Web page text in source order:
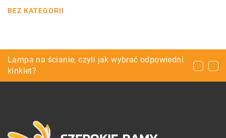
BEZ KATEGORII
Pomoce dla nauczycieli i wychowawców – jak
wybrać odpowiednie?
Lampa na ścianie, czyli jak wybrać odpowiedni
kinkiet?
Jak znaleźć zakład pracy chronionej?